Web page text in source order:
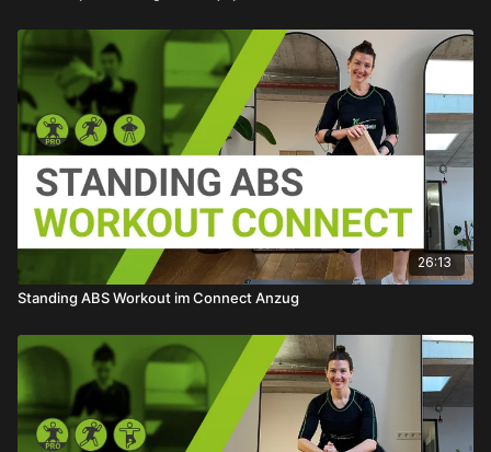
26:13
Standing ABS Workout im Connect Anzug